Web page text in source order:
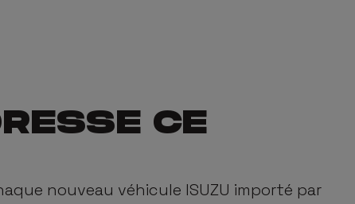
CE
nouveau véhicule ISUZU importé par